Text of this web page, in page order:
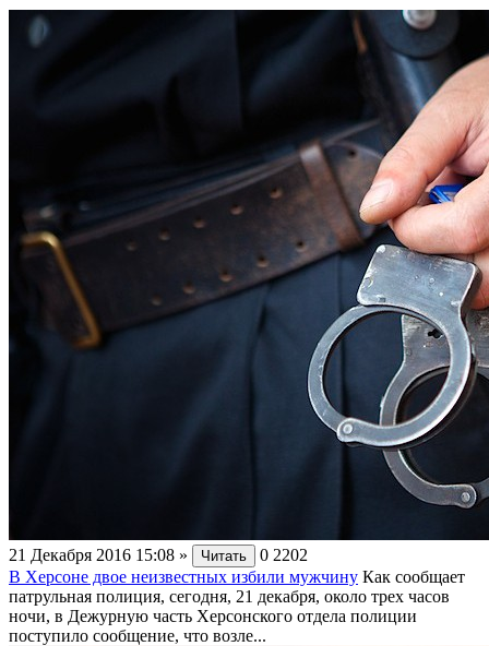
21 Декабря 2016 15:08 » Читать 0 2202
В Херсоне двое неизвестных избили мужчину Как сообщает
патрульная полиция, сегодня, 21 декабря, около трех часов
ночи, в Дежурную часть Херсонского отдела полиции
поступило сообщение, что возле...